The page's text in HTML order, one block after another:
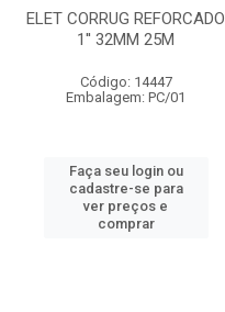
ELET CORRUG REFORCADO
1'' 32MM 25M
Código: 14447
Embalagem: PC/01
Faça seu login ou
cadastre-se para
ver preços e
comprar